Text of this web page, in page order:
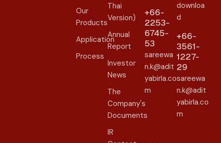
Our
Products
Application
Process
Thai
Version)
Annual
Report
Investor
News
The
Company's
Documents
IR
+66-
2253-
6745-
53
sareewa
n.k@adit
yabirla.co
m
downloa
d
+66-
3561-
1227-
29
sareewa
n.k@adit
yabirla.co
m